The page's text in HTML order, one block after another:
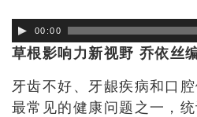
00:00
草根影响力新视野 乔依丝
牙齿不好、牙龈疾病和口
最常见的健康问题之一，